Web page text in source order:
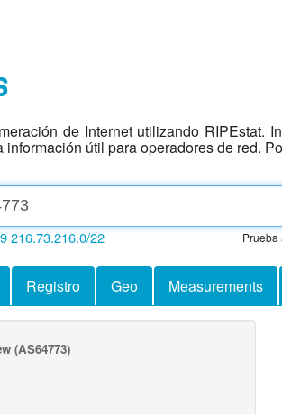
de Internet utilizando
útil para operadores de red.
216.73.216.0/22 Prueba
Registro Geo Measurements
(AS64773)